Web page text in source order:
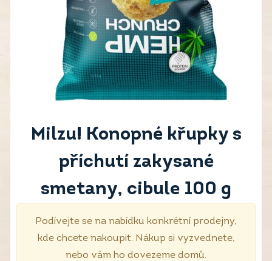
Milzu! Konopné křupky s
příchutí zakysané
smetany, cibule 100 g
Podívejte se na nabídku konkrétní prodejny,
kde chcete nakoupit. Nákup si vyzvednete,
nebo vám ho dovezeme domů.